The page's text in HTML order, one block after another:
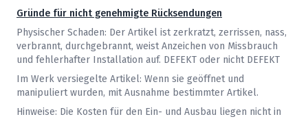
Gründe für nicht genehmigte Rücksendungen
Physischer Schaden: Der Artikel ist zerkratzt, zerrissen, nass,
verbrannt, durchgebrannt, weist Anzeichen von Missbrauch
und fehlerhafter Installation auf. DEFEKT oder nicht DEFEKT
Im Werk versiegelte Artikel: Wenn sie geöffnet und
manipuliert wurden, mit Ausnahme bestimmter Artikel.
Hinweise: Die Kosten für den Ein- und Ausbau liegen nicht in